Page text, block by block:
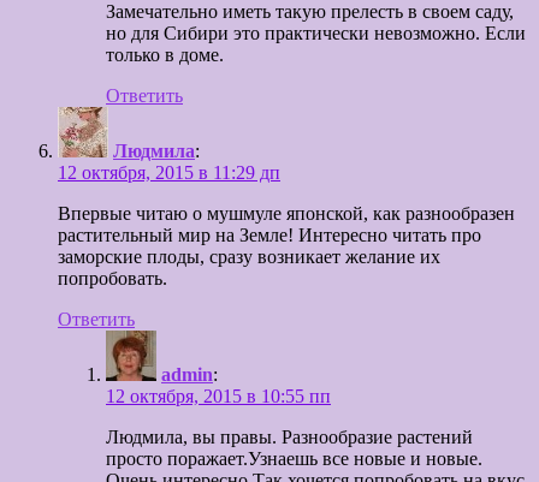
Замечательно иметь такую прелесть в своем саду,
но для Сибири это практически невозможно. Если
только в доме.
Ответить
Людмила:
12 октября, 2015 в 11:29 дп
Впервые читаю о мушмуле японской, как разнообразен
растительный мир на Земле! Интересно читать про
заморские плоды, сразу возникает желание их
попробовать.
Ответить
admin:
12 октября, 2015 в 10:55 пп
Людмила, вы правы. Разнообразие растений
просто поражает.Узнаешь все новые и новые.